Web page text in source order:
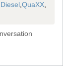
,QuaXX,